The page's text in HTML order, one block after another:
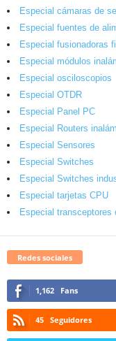
Especial cámaras de
Especial fuentes de
Especial fusionadoras
Especial módulos
Especial osciloscopios
Especial OTDR
Especial Panel PC
Especial Routers
Especial Sensores
Especial Switches
Especial Switches
Especial tarjetas CPU
Especial transceptores
Redes sociales
1,162 Fans
45 Seguidores